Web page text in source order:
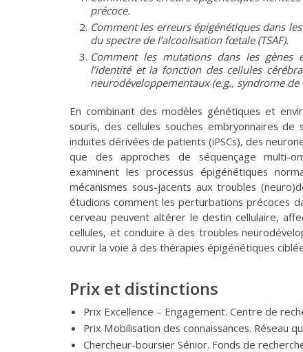
précoce.
Comment les erreurs épigénétiques dans
du spectre de l’alcoolisation fœtale (TSAF).
Comment les mutations dans les gènes
l’identité et la fonction des cellules
neurodéveloppementaux (e.g., syndrome de
En combinant des modèles génétiques et
souris, des cellules souches embryonnaires
induites dérivées de patients (iPSCs), des
que des approches de séquençage multi-
examinent les processus épigénétiques
mécanismes sous-jacents aux troubles
étudions comment les perturbations précoces
cerveau peuvent altérer le destin cellulaire,
cellules, et conduire à des troubles
ouvrir la voie à des thérapies épigénétiques
Prix et distinctions
Prix Excellence – Engagement. Centre de
Prix Mobilisation des connaissances. Réseau
Chercheur-boursier Sénior. Fonds de